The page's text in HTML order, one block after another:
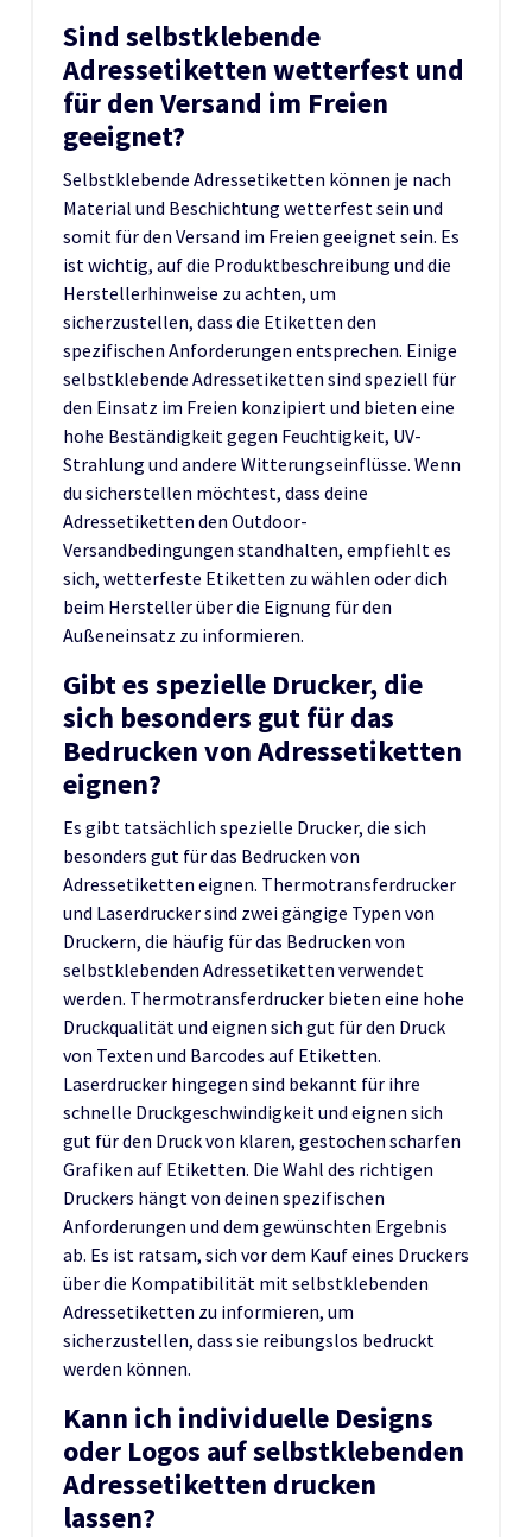
Sind selbstklebende
Adressetiketten wetterfest und
für den Versand im Freien
geeignet?
Selbstklebende Adressetiketten können je nach
Material und Beschichtung wetterfest sein und
somit für den Versand im Freien geeignet sein. Es
ist wichtig, auf die Produktbeschreibung und die
Herstellerhinweise zu achten, um
sicherzustellen, dass die Etiketten den
spezifischen Anforderungen entsprechen. Einige
selbstklebende Adressetiketten sind speziell für
den Einsatz im Freien konzipiert und bieten eine
hohe Beständigkeit gegen Feuchtigkeit, UV-
Strahlung und andere Witterungseinflüsse. Wenn
du sicherstellen möchtest, dass deine
Adressetiketten den Outdoor-
Versandbedingungen standhalten, empfiehlt es
sich, wetterfeste Etiketten zu wählen oder dich
beim Hersteller über die Eignung für den
Außeneinsatz zu informieren.
Gibt es spezielle Drucker, die
sich besonders gut für das
Bedrucken von Adressetiketten
eignen?
Es gibt tatsächlich spezielle Drucker, die sich
besonders gut für das Bedrucken von
Adressetiketten eignen. Thermotransferdrucker
und Laserdrucker sind zwei gängige Typen von
Druckern, die häufig für das Bedrucken von
selbstklebenden Adressetiketten verwendet
werden. Thermotransferdrucker bieten eine hohe
Druckqualität und eignen sich gut für den Druck
von Texten und Barcodes auf Etiketten.
Laserdrucker hingegen sind bekannt für ihre
schnelle Druckgeschwindigkeit und eignen sich
gut für den Druck von klaren, gestochen scharfen
Grafiken auf Etiketten. Die Wahl des richtigen
Druckers hängt von deinen spezifischen
Anforderungen und dem gewünschten Ergebnis
ab. Es ist ratsam, sich vor dem Kauf eines Druckers
über die Kompatibilität mit selbstklebenden
Adressetiketten zu informieren, um
sicherzustellen, dass sie reibungslos bedruckt
werden können.
Kann ich individuelle Designs
oder Logos auf selbstklebenden
Adressetiketten drucken
lassen?